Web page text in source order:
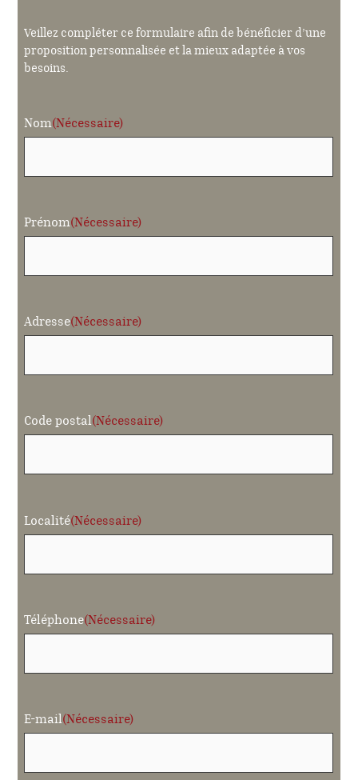
Veillez compléter ce formulaire afin de bénéficier d’une
proposition personnalisée et la mieux adaptée à vos
besoins.
Nom(Nécessaire)
Prénom(Nécessaire)
Adresse(Nécessaire)
Code postal(Nécessaire)
Localité(Nécessaire)
Téléphone(Nécessaire)
E-mail(Nécessaire)